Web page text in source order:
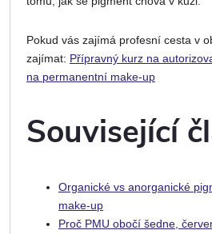
Pokud vás zajímá profesní cesta v
zajímat: Přípravný kurz na
na permanentní make-up
Související
Organické vs anorganické
make-up
Proč PMU obočí šedne,